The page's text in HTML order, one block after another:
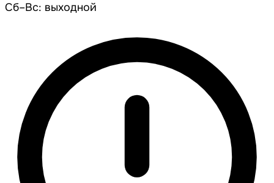
Сб–Вс: выходной